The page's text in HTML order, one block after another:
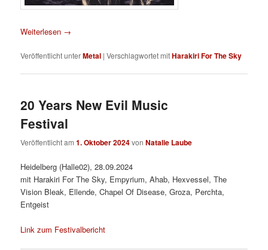
Weiterlesen →
Veröffentlicht unterMetal |Verschlagwortet mitHarakiri For The Sky
20 Years New Evil Music
Festival
Veröffentlicht am1. Oktober 2024vonNatalie Laube
Heidelberg (Halle02), 28.09.2024
mit Harakiri For The Sky, Empyrium, Ahab, Hexvessel, The
Vision Bleak, Ellende, Chapel Of Disease, Groza, Perchta,
Entgeist
Link zum Festivalbericht